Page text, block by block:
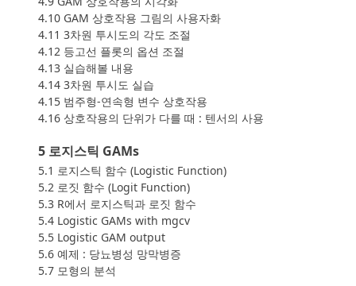
4.10 GAM 상호작용 그림의 사용자화
4.11 3차원 투시도의 각도 조절
4.12 등고선 플롯의 옵션 조절
4.13 실습해볼 내용
4.14 3차원 투시도 실습
4.15 범주형-연속형 변수 상호작용
4.16 상호작용의 단위가 다를 때 : 텐서의 사용
5 로지스틱 GAMs
5.1 로지스틱 함수 (Logistic Function)
5.2 로짓 함수 (Logit Function)
5.3 R에서 로지스틱과 로짓 함수
5.4 Logistic GAMs with mgcv
5.5 Logistic GAM output
5.6 예제 : 당뇨병성 망막병증
5.7 모형의 분석